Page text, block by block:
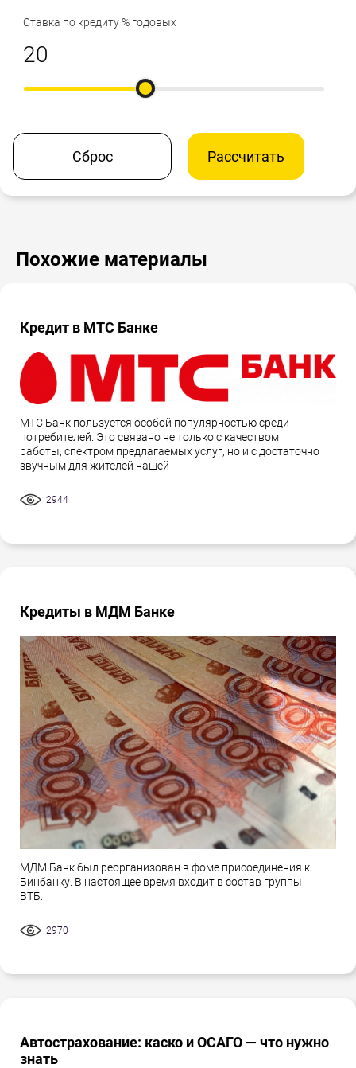
Ставка по кредиту % годовых
Сброс Рассчитать
Похожие материалы
Кредит в МТС Банке
МТС Банк пользуется особой популярностью среди
потребителей. Это связано не только с качеством
работы, спектром предлагаемых услуг, но и с достаточно
звучным для жителей нашей
2944
Кредиты в МДМ Банке
МДМ Банк был реорганизован в фоме присоединения к
Бинбанку. В настоящее время входит в состав группы
ВТБ.
2970
Автострахование: каско и ОСАГО — что нужно
знать